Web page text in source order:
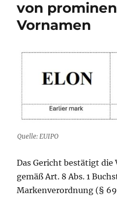
von
Vornamen
Quelle: EUIPO
Das Gericht bestätigt die
gemäß Art. 8 Abs. 1
Markenverordnung (§